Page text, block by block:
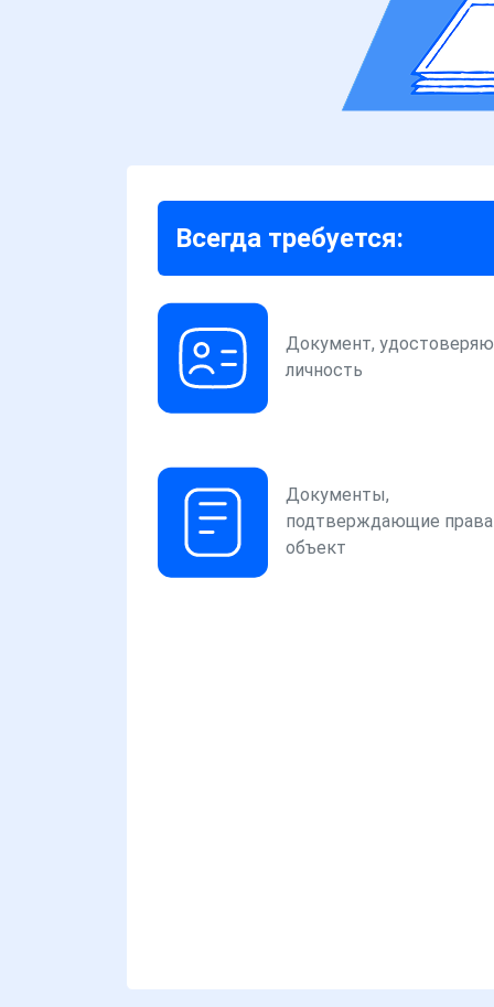
Всегда требуется:
Документ,
личность
Документы,
подтверждающие права
объект